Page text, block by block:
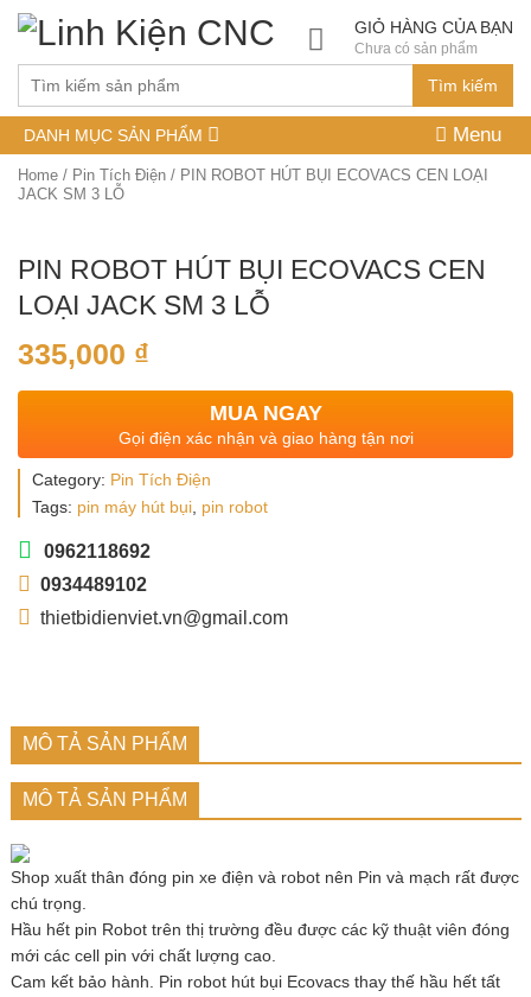
Tìm kiếm
GIỎ HÀNG CỦA BẠN
Chưa có sản phẩm
DANH MỤC SẢN PHẨM Menu
Home / Pin Tích Điện / PIN ROBOT HÚT BỤI ECOVACS CEN LOẠI
JACK SM 3 LỖ
PIN ROBOT HÚT BỤI ECOVACS CEN
LOẠI JACK SM 3 LỖ
335,000 ₫
MUA NGAY
Gọi điện xác nhận và giao hàng tận nơi
Category: Pin Tích Điện
Tags: pin máy hút bụi, pin robot
0962118692
0934489102
thietbidienviet.vn@gmail.com
MÔ TẢ SẢN PHẨM
MÔ TẢ SẢN PHẨM
Shop xuất thân đóng pin xe điện và robot nên Pin và mạch rất được
chú trọng.
Hầu hết pin Robot trên thị trường đều được các kỹ thuật viên đóng
mới các cell pin với chất lượng cao.
Cam kết bảo hành. Pin robot hút bụi Ecovacs thay thế hầu hết tất